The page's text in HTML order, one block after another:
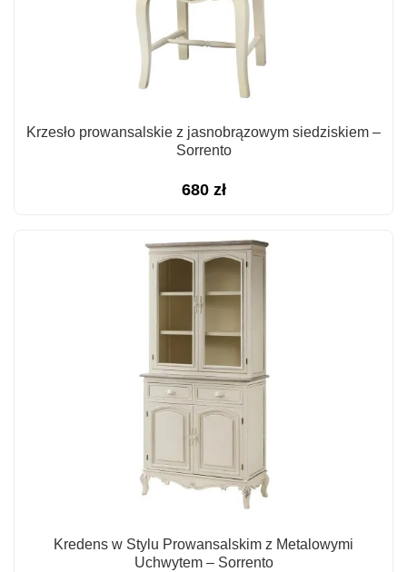
Krzesło prowansalskie z jasnobrązowym siedziskiem –
Sorrento
680 zł
Kredens w Stylu Prowansalskim z Metalowymi
Uchwytem – Sorrento